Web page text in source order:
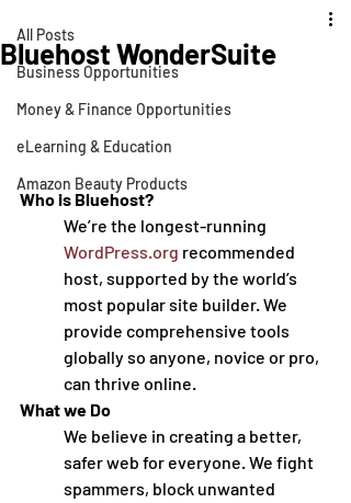
All Posts
Business Opportunities
Money & Finance Opportunities
eLearning & Education
Amazon Beauty Products
Bluehost WonderSuite
Who is Bluehost?
We’re the longest-running
WordPress.org recommended
host, supported by the world’s
most popular site builder. We
provide comprehensive tools
globally so anyone, novice or pro,
can thrive online.
What we Do
We believe in creating a better,
safer web for everyone. We fight
spammers, block unwanted